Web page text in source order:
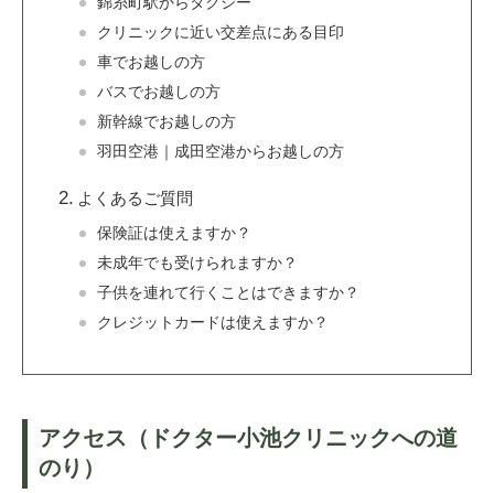
クリニックに近い交差点にある目印
車でお越しの方
バスでお越しの方
新幹線でお越しの方
羽田空港｜成田空港からお越しの方
よくあるご質問
保険証は使えますか？
未成年でも受けられますか？
子供を連れて行くことはできますか？
クレジットカードは使えますか？
アクセス（ドクター小池クリニックへの道
のり）